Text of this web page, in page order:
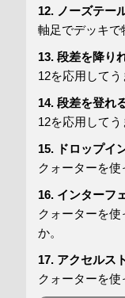
12. ノーズテー
軸足でデッキで
13. 段差を降り
12を応用してう
14. 段差を登れ
12を応用してう
15. ドロップイ
クォーターを使
16. インターフ
クォーターを
か。
17. アクセルス
クォーターを使